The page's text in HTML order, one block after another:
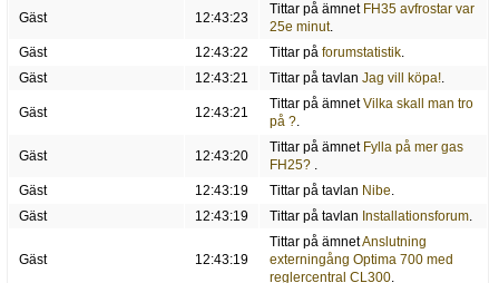
Gäst 12:43:23
Tittar på ämnet FH35 avfrostar var
25e minut.
Gäst
12:43:22 Tittar på forumstatistik.
Gäst
12:43:21 Tittar på tavlan Jag vill köpa!.
Gäst 12:43:21
Tittar på ämnetVilka skall man tro
på ?.
Gäst 12:43:20
Tittar på ämnet Fylla på mer gas
FH25? .
Gäst
12:43:19 Tittar på tavlan Nibe.
Gäst
12:43:19 Tittar på tavlan Installationsforum.
Gäst 12:43:19
Tittar på ämnetAnslutning
externingång Optima 700 med
reglercentral CL300.